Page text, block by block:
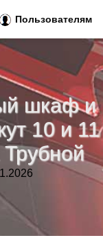
шкаф и
10 и 11
Пользователям